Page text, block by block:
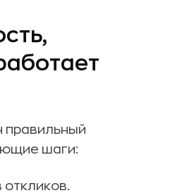
правильный
шаги: